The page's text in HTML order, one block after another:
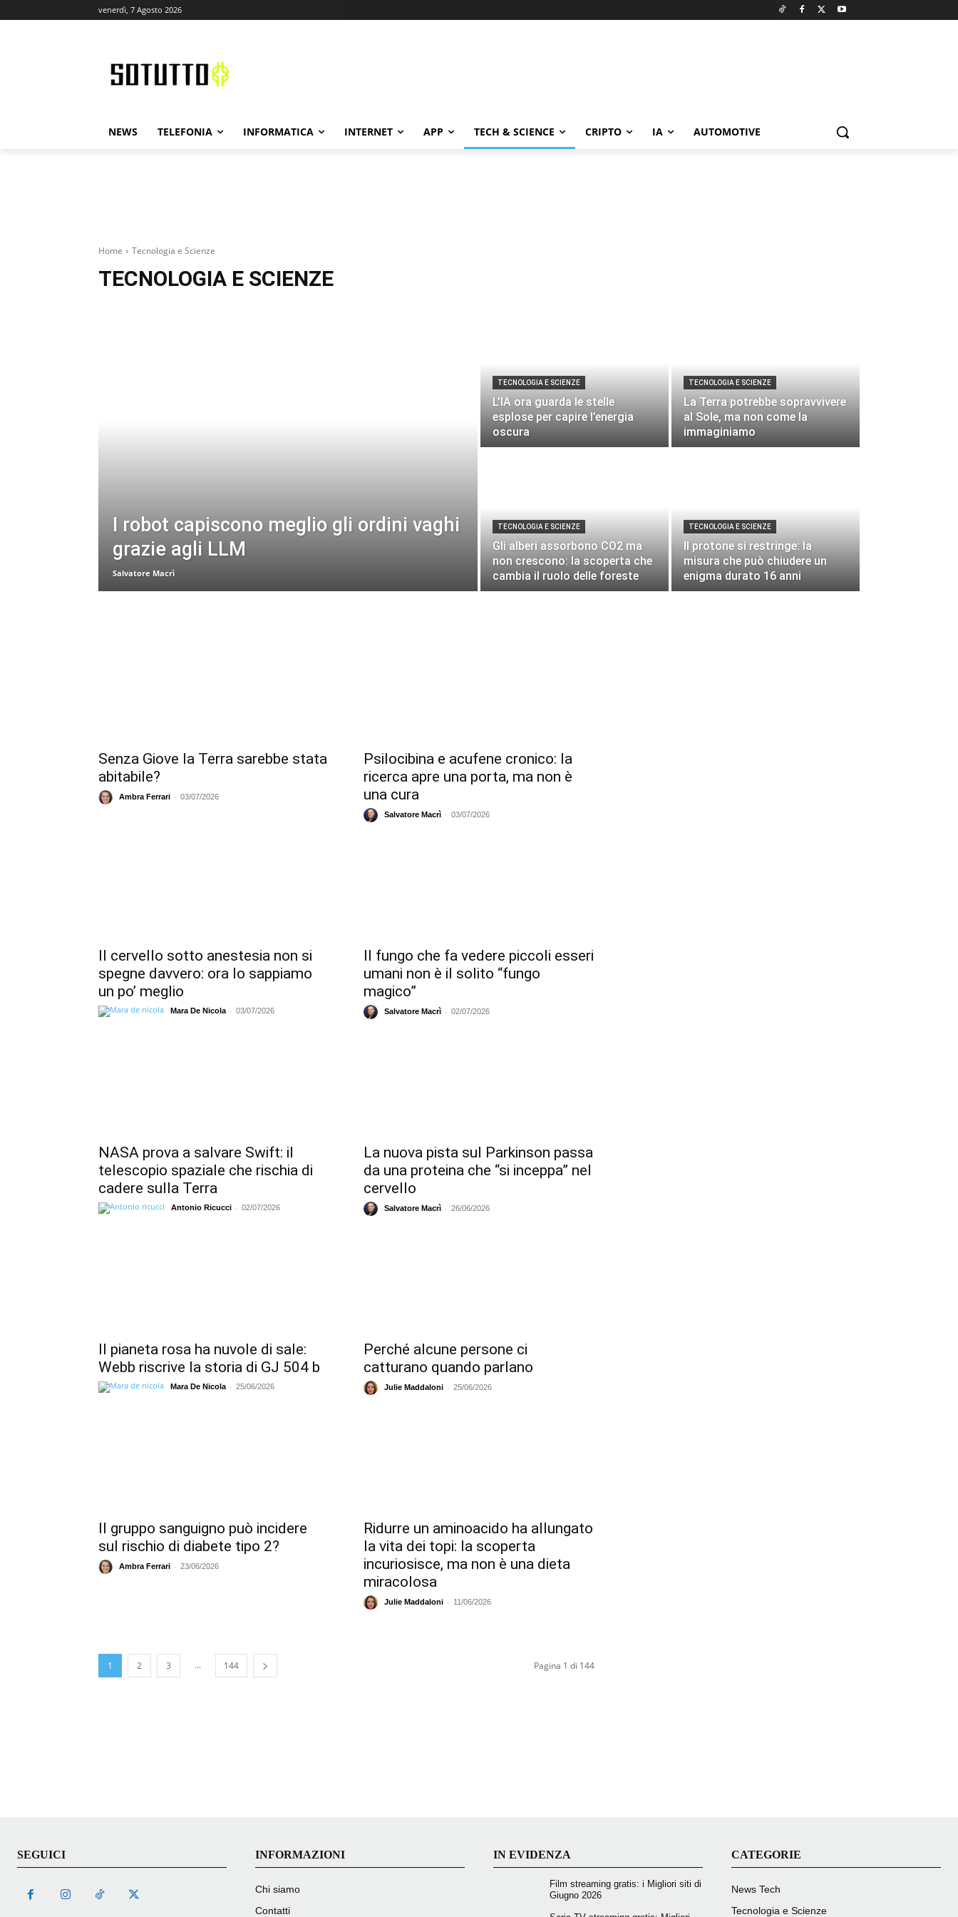
venerdì, 7 Agosto 2026
NEWS TELEFONIA INFORMATICA INTERNET APP TECH & SCIENCE CRIPTO IA AUTOMOTIVE
Home Tecnologia e Scienze
TECNOLOGIA E SCIENZE
I robot capiscono meglio gli ordini vaghi
grazie agli LLM
Salvatore Macrì
TECNOLOGIA E SCIENZE
L’IA ora guarda le stelle
esplose per capire l’energia
oscura
TECNOLOGIA E SCIENZE
La Terra potrebbe sopravvivere
al Sole, ma non come la
immaginiamo
TECNOLOGIA E SCIENZE
Gli alberi assorbono CO2 ma
non crescono: la scoperta che
cambia il ruolo delle foreste
TECNOLOGIA E SCIENZE
Il protone si restringe: la
misura che può chiudere un
enigma durato 16 anni
Senza Giove la Terra sarebbe stata
abitabile?
Ambra Ferrari - 03/07/2026
Psilocibina e acufene cronico: la
ricerca apre una porta, ma non è
una cura
Salvatore Macrì - 03/07/2026
Il cervello sotto anestesia non si
spegne davvero: ora lo sappiamo
un po’ meglio
Mara De Nicola - 03/07/2026
Il fungo che fa vedere piccoli esseri
umani non è il solito “fungo
magico”
Salvatore Macrì - 02/07/2026
NASA prova a salvare Swift: il
telescopio spaziale che rischia di
cadere sulla Terra
Antonio Ricucci - 02/07/2026
La nuova pista sul Parkinson passa
da una proteina che “si inceppa” nel
cervello
Salvatore Macrì - 26/06/2026
Il pianeta rosa ha nuvole di sale:
Webb riscrive la storia di GJ 504 b
Mara De Nicola - 25/06/2026
Perché alcune persone ci
catturano quando parlano
Julie Maddaloni - 25/06/2026
Il gruppo sanguigno può incidere
sul rischio di diabete tipo 2?
Ambra Ferrari - 23/06/2026
Ridurre un aminoacido ha allungato
la vita dei topi: la scoperta
incuriosisce, ma non è una dieta
miracolosa
Julie Maddaloni - 11/06/2026
1 2 3 ... 144 Pagina 1 di 144
SEGUICI INFORMAZIONI
Chi siamo
Contatti
IN EVIDENZA
Film streaming gratis: i Migliori siti di
Giugno 2026
CATEGORIE
News Tech
Tecnologia e Scienze